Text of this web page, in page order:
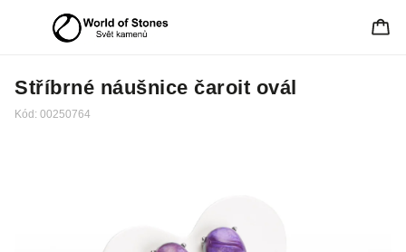
Stříbrné náušnice čaroit ovál
Kód: 00250764